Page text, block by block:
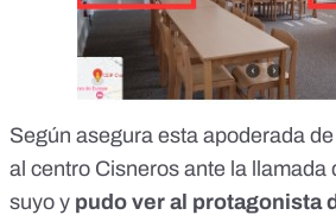
Según asegura esta apoderada
al centro Cisneros ante la llamada
suyo y pudo ver al protagonista